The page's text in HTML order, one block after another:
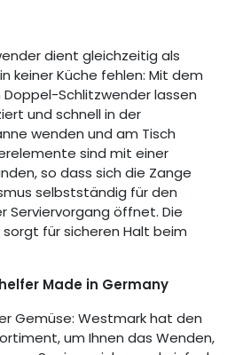
dient gleichzeitig als
keiner Küche fehlen: Mit dem
Schlitzwender lassen
und schnell in der
wenden und am Tisch
sind mit einer
so dass sich die Zange
selbstständig für den
Serviervorgang öffnet. Die
für sicheren Halt beim
Made in Germany
Gemüse: Westmark hat den
um Ihnen das Wenden,